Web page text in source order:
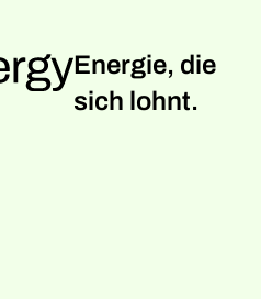
Energie, die
sich lohnt.